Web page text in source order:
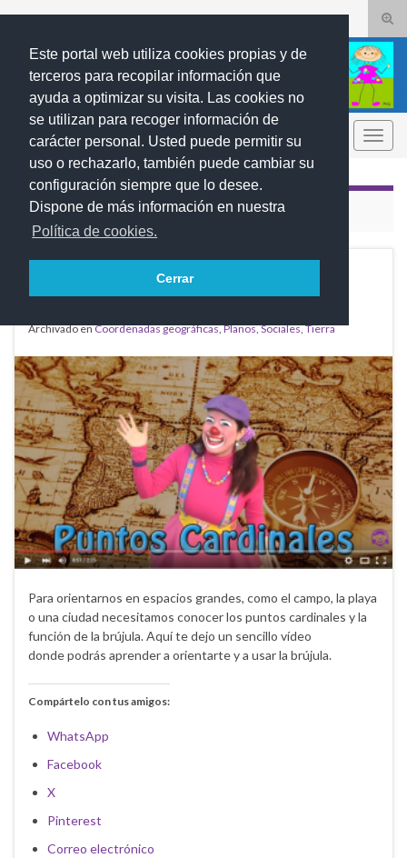
Este portal web utiliza cookies propias y de
terceros para recopilar información que
ayuda a optimizar su visita. Las cookies no
se utilizan para recoger información de
carácter personal. Usted puede permitir su
uso o rechazarlo, también puede cambiar su
configuración siempre que lo desee.
Dispone de más información en nuestra
Política de cookies.
Cerrar
el
de
Search for:
REBUMBIOS
CATEGORÍA:PLANOS
06
Orientación: los puntos
cardinales y la brújula
Archivado enCoordenadas geográficas,Planos,Sociales,Tierra
Para orientarnos en espacios grandes, como el campo, la playa
o una ciudad necesitamos conocer los puntos cardinales y la
función de la brújula. Aquí te dejo un sencillo vídeo
donde podrás aprender a orientarte y a usar la brújula.
Compártelo con tus amigos:
WhatsApp
Facebook
X
Pinterest
Correo electrónico